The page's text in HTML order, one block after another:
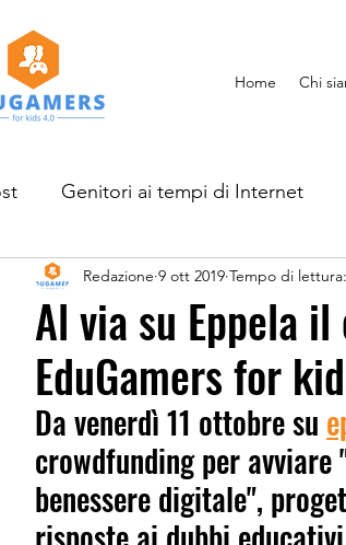
Home Chi
Genitori ai tempi di Internet
e ricerche News Lavoro e
EduGamers for kids
Al via su Eppela
EduGamers for
Redazione 9 ott 2019 Tempo di
Da venerdì 11 ottobre su
crowdfunding per avviare
benessere digitale",